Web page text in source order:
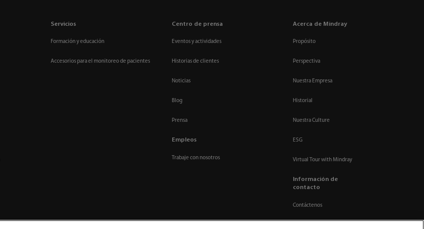
Servicios
Formación y educación
Accesorios para el monitoreo de pacientes
Centro de prensa
Eventos y actividades
Historias de clientes
Noticias
Blog
Prensa
Empleos
Trabaje con nosotros
Acerca de Mindray
Propósito
Perspectiva
Nuestra Empresa
Historial
Nuestra Culture
ESG
Virtual Tour with Mindray
Información de
contacto
Contáctenos